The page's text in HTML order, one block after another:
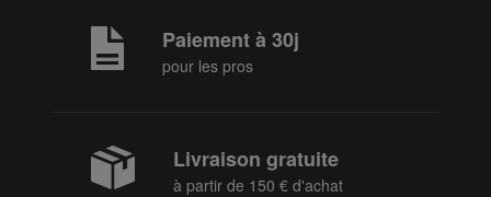
Paiement à 30j
pour les pros
Livraison gratuite
à partir de 150 € d'achat